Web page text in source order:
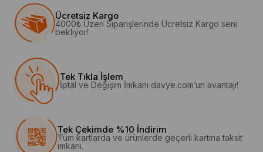
Ücretsiz Kargo
4000₺ Üzeri Siparişlerinde Ücretsiz Kargo seni
bekliyor!
Tek Tıkla İşlem
İptal ve Değişim İmkanı davye.com’un avantajı!
Tek Çekimde %10 İndirim
Tüm kartlarda ve ürünlerde geçerli kartına taksit
imkanı.